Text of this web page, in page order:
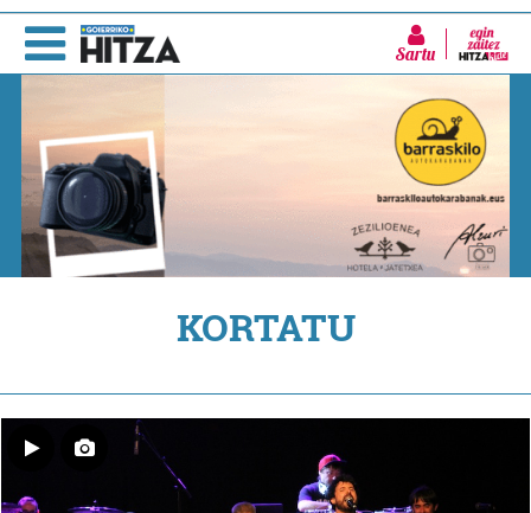
Sartu
KORTATU